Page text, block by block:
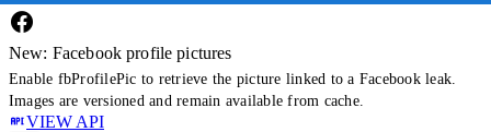
New: Facebook profile pictures
Enable fbProfilePic to retrieve the picture linked to a Facebook leak.
Images are versioned and remain available from cache.
VIEW API